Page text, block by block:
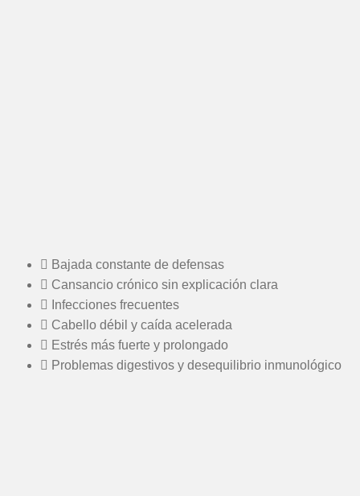
Bajada constante de defensas
Cansancio crónico sin explicación clara
Infecciones frecuentes
Cabello débil y caída acelerada
Estrés más fuerte y prolongado
Problemas digestivos y desequilibrio inmunológico